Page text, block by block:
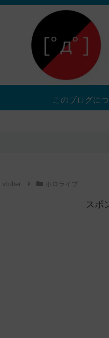
このブログに
vtuber ホロライブ
スポ